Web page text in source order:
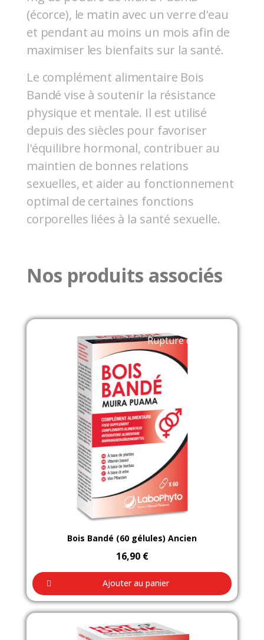
(écorce), le matin avec un verre d'eau
et pendant au moins un mois afin de
maximiser les bienfaits sur la santé.
Le complément alimentaire Bois
Bandé vise à soutenir la résistance
physique et mentale. Il est utilisé
depuis des siècles pour favoriser
l'équilibre hormonal, contribuer au
maintien de bonnes relations
sexuelles, et aider au fonctionnement
optimal de certaines fonctions
corporelles liées à la santé sexuelle.
Nos produits associés
Aperçu rapide
Rupture de stock
Bois Bandé (60 gélules) Ancien
16,90 €
Ajouter au panier